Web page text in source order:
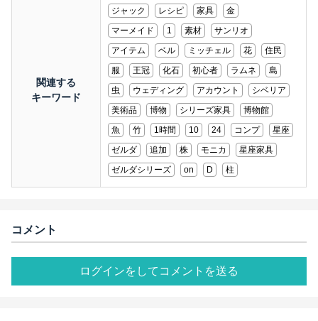
関連する
キーワード
ジャック レシピ 家具
金
マーメイド
1 素材
サンリオ
アイテム
ベル ミッチェル 花
住民
服
王冠 化石 初心者 ラムネ
島
虫
ウェディング アカウント
シベリア
美術品
博物 シリーズ家具
博物館
魚
竹 1時間 10 24 コンプ
星座
ゼルダ
追加 株 モニカ
星座家具
ゼルダシリーズ
on D 柱
コメント
ログインをしてコメントを送る